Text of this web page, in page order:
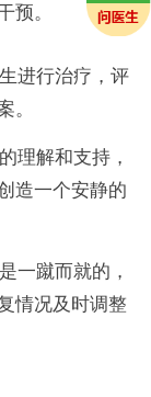
预。
进行治疗，评
。
理解和支持，
造一个安静的
一蹴而就的，
情况及时调整